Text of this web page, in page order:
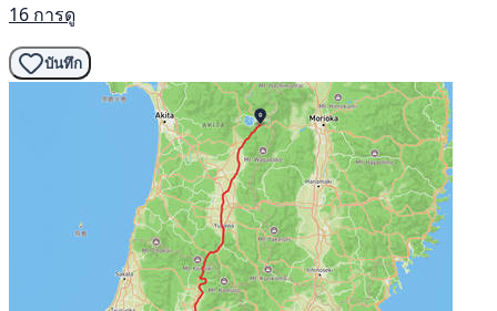
16 การดู
บันทึก